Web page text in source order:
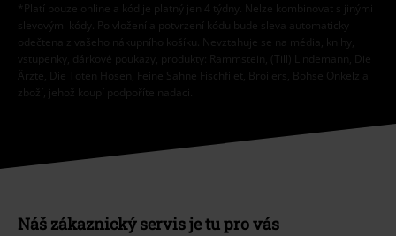
*Platí pouze online a kód je platný jen 4 týdny. Nelze kombinovat s jinými
slevovými kódy. Po vložení a potvrzení kódu bude sleva automaticky
odečtena z vašeho nákupního košíku. Nevztahuje se na média, knihy,
vstupenky, dárkové poukazy, produkty: Rammstein, (Till) Lindemann, Die
Ärzte, Die Toten Hosen, Feine Sahne Fischfilet, Broilers, Böhse Onkelz a
zboží, jehož koupí podpoříte nadaci.
Náš zákaznický servis je tu pro vás